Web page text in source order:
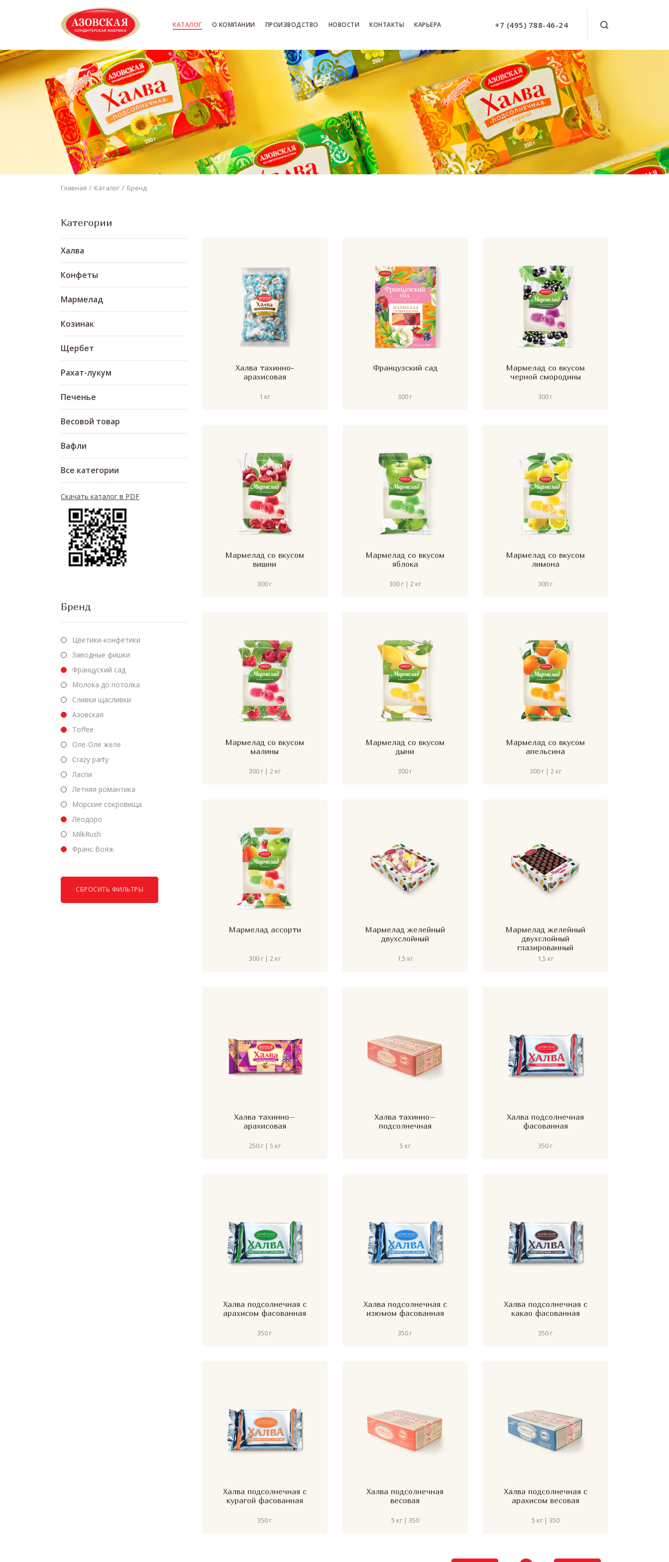
КАТАЛОГ О КОМПАНИИ ПРОИЗВОДСТВО НОВОСТИ КОНТАКТЫ КАРЬЕРА +7 (495) 788-46-24
Главная Каталог Бренд
Категории
Халва
Конфеты
Мармелад
Козинак
Щербет
Рахат-лукум
Печенье
Весовой товар
Вафли
Все категории
Скачать каталог в PDF
Бренд
Цветики-конфетики
Заводные фишки
Француский сад
Молока до потолка
Сливки щасливки
Азовская
Toffee
Оле-Оле желе
Crazy party
Ласпи
Летняя романтика
Морские сокровища
Леодоро
MilkRush
Франс Вояж
СБРОСИТЬ ФИЛЬТРЫ
Халва тахинно-
арахисовая
1 кг
Французский сад
300 г
Мармелад со вкусом
черной смородины
300 г
Мармелад со вкусом
вишни
300 г
Мармелад со вкусом
яблока
300 г | 2 кг
Мармелад со вкусом
лимона
300 г
Мармелад со вкусом
малины
300 г | 2 кг
Мармелад со вкусом
дыни
300 г
Мармелад со вкусом
апельсина
300 г | 2 кг
Мармелад ассорти
300 г | 2 кг
Мармелад желейный
двухслойный
1,5 кг
Мармелад желейный
двухслойный
глазированный
1,5 кг
Халва тахинно–
арахисовая
250 г | 5 кг
Халва тахинно–
подсолнечная
5 кг
Халва подсолнечная
фасованная
350 г
Халва подсолнечная с
арахисом фасованная
350 г
Халва подсолнечная с
изюмом фасованная
350 г
Халва подсолнечная с
какао фасованная
350 г
Халва подсолнечная с
курагой фасованная
350 г
Халва подсолнечная
весовая
5 кг | 350
Халва подсолнечная с
арахисом весовая
5 кг | 350